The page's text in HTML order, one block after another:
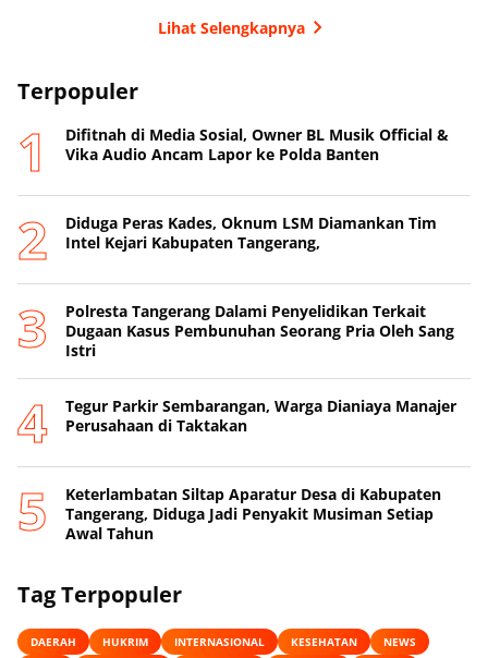
Lihat Selengkapnya
Terpopuler
Difitnah di Media Sosial, Owner BL Musik Official &
Vika Audio Ancam Lapor ke Polda Banten
Diduga Peras Kades, Oknum LSM Diamankan Tim
Intel Kejari Kabupaten Tangerang,
Polresta Tangerang Dalami Penyelidikan Terkait
Dugaan Kasus Pembunuhan Seorang Pria Oleh Sang
Istri
Tegur Parkir Sembarangan, Warga Dianiaya Manajer
Perusahaan di Taktakan
Keterlambatan Siltap Aparatur Desa di Kabupaten
Tangerang, Diduga Jadi Penyakit Musiman Setiap
Awal Tahun
Tag Terpopuler
DAERAH HUKRIM INTERNASIONAL KESEHATAN
NEWS